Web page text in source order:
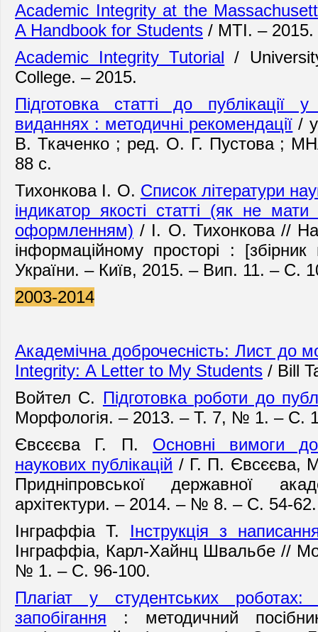
Academic Integrity at the
A Handbook for Students / MTI. –
Academic Integrity Tutorial /
College. – 2015.
Підготовка статті до публікації
виданнях : методичні рекомендації /
В. Ткаченко ; ред. О. Г. Пустова ;
88 с.
Тихонкова І. О. Список літератури
індикатор якості статті (як не
оформленням) / І. О. Тихонкова //
інформаційному просторі :
України. – Київ, 2015. – Вип. 11. – С.
2003-2014
Академічна доброчесність: Лист до
Integrity: A Letter to My Students / Bill
Войтел С. Підготовка роботи до
Морфологія. – 2013. – Т. 7, № 1. – С.
Євсєєва Г. П. Основні вимоги
наукових публікацій / Г. П. Євсєєва,
Придніпровської державної
архітектури. – 2014. – № 8. – С. 54-62.
Інграффіа Т. Інструкція з
Інграффіа, Карл-Хайнц Швальбе //
№ 1. – С. 96-100.
Плагіат у студентських
запобігання : методичний